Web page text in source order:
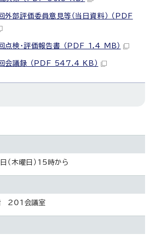
部評価委員意見等（当日資料） （PDF
点検・評価報告書 （PDF 1.4 MB）
会議録 （PDF 547.4 KB）
木曜日）15時から
201会議室